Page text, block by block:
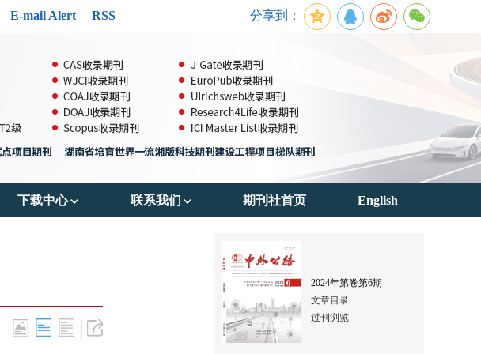
分享到：
E-mail Alert RSS
下载中心
参考文献格式
作者声明表
联系我们 期刊社首页 English
|
2024年第卷第6期
文章目录
过刊浏览